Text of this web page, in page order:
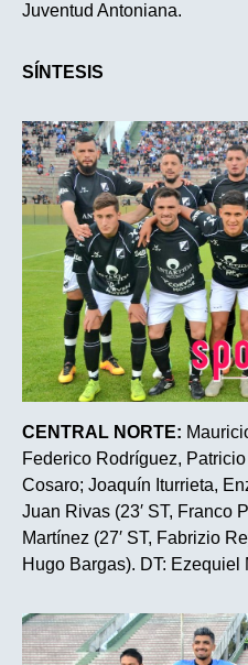
Juventud Antoniana.
SÍNTESIS
CENTRAL NORTE:
Federico Rodríguez,
Cosaro; Joaquín Iturrieta,
Juan Rivas (23′ ST, Franco
Martínez (27′ ST, Fabrizio
Hugo Bargas). DT: Ezequiel